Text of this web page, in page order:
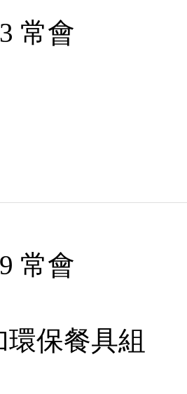
常會
常會
保餐具組